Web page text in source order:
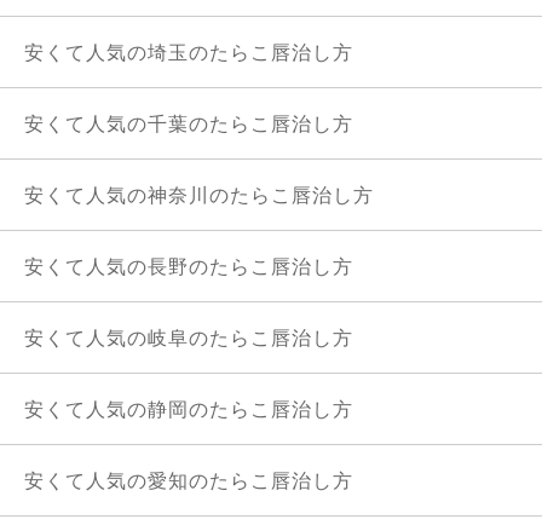
安くて人気の埼玉のたらこ唇治し方
安くて人気の千葉のたらこ唇治し方
安くて人気の神奈川のたらこ唇治し方
安くて人気の長野のたらこ唇治し方
安くて人気の岐阜のたらこ唇治し方
安くて人気の静岡のたらこ唇治し方
安くて人気の愛知のたらこ唇治し方